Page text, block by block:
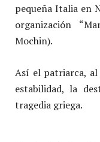
pequeña Italia en
organización
Mochin).
Así el patriarca,
estabilidad, la
tragedia griega.